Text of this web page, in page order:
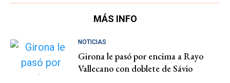
MÁS INFO
NOTICIAS
Girona le pasó por encima a Rayo
Vallecano con doblete de Sávio